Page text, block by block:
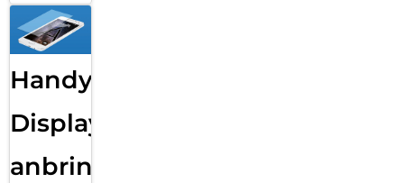
Handy
Displayfolie
anbringen